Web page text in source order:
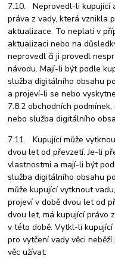
7.10. Neprovedl-li kupující
práva z vady, která vznikla
aktualizace. To neplatí v
aktualizaci nebo na
neprovedl či ji provedl
návodu. Mají-li být podle
služba digitálního obsahu
a projeví-li se nebo
7.8.2 obchodních
nebo služba digitálního
7.11. Kupující může
dvou let od převzetí. Je-li
vlastnostmi a mají-li být
služba digitálního obsahu
může kupující vytknout
projeví v době dvou let od
dvou let, má kupující právo
v této době. Vytkl-li kupující
pro vytčení vady věci
věc užívat.